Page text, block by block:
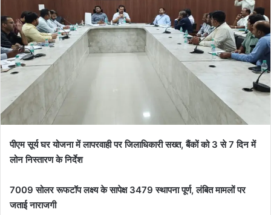
पीएम सूर्य घर योजना में लापरवाही पर जिलाधिकारी सख्त, बैंकों को 3 से 7 दिन में
लोन निस्तारण के निर्देश
7009 सोलर रूफटॉप लक्ष्य के सापेक्ष 3479 स्थापना पूर्ण, लंबित मामलों पर
जताई नाराजगी